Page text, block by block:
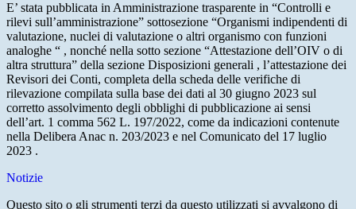
E’ stata pubblicata in Amministrazione trasparente in “Controlli e
rilevi sull’amministrazione” sottosezione “Organismi indipendenti di
valutazione, nuclei di valutazione o altri organismo con funzioni
analoghe “ , nonché nella sotto sezione “Attestazione dell’OIV o di
altra struttura” della sezione Disposizioni generali , l’attestazione dei
Revisori dei Conti, completa della scheda delle verifiche di
rilevazione compilata sulla base dei dati al 30 giugno 2023 sul
corretto assolvimento degli obblighi di pubblicazione ai sensi
dell’art. 1 comma 562 L. 197/2022, come da indicazioni contenute
nella Delibera Anac n. 203/2023 e nel Comunicato del 17 luglio
2023 .
Notizie
Questo sito o gli strumenti terzi da questo utilizzati si avvalgono di